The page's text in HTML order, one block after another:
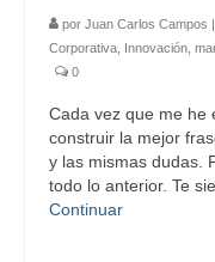
por Juan Carlos Campos |
Corporativa Innovación
0
Cada vez que me he
construir la mejor
y las mismas dudas.
todo lo anterior. Te
Continuar